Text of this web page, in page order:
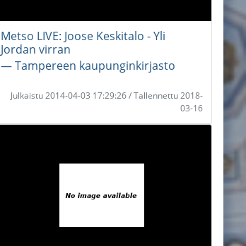
Metso LIVE: Joose Keskitalo - Yli
Jordan virran
― Tampereen kaupunginkirjasto
Julkaistu 2014-04-03 17:29:26 / Tallennettu 2018-
03-16